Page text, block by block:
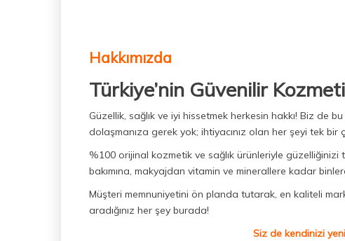
Hakkımızda
Türkiye’nin Güvenilir
Güzellik, sağlık ve iyi hissetmek herkesin hakkı! Biz de
dolaşmanıza gerek yok; ihtiyacınız olan her şeyi tek bir
%100 orijinal kozmetik ve sağlık ürünleriyle
bakımına, makyajdan vitamin ve minerallere kadar
Müşteri memnuniyetini ön planda tutarak, en kaliteli
aradığınız her şey burada!
Siz de kendinizi